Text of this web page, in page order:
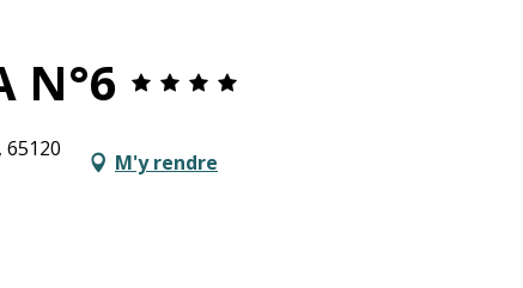
N°6
M'y rendre